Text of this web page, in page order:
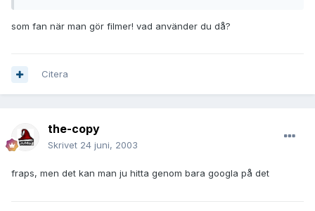
som fan när man gör filmer! vad använder du då?
Citera
the-copy
Skrivet 24 juni, 2003
fraps, men det kan man ju hitta genom bara googla på det